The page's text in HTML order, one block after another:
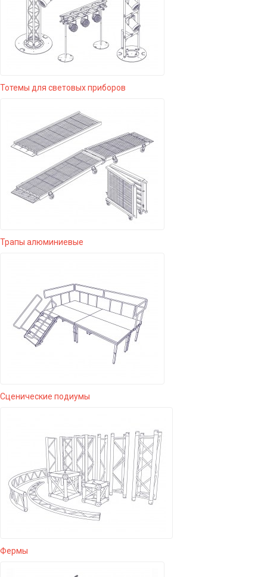
Тотемы для световых приборов
Трапы алюминиевые
Сценические подиумы
Фермы